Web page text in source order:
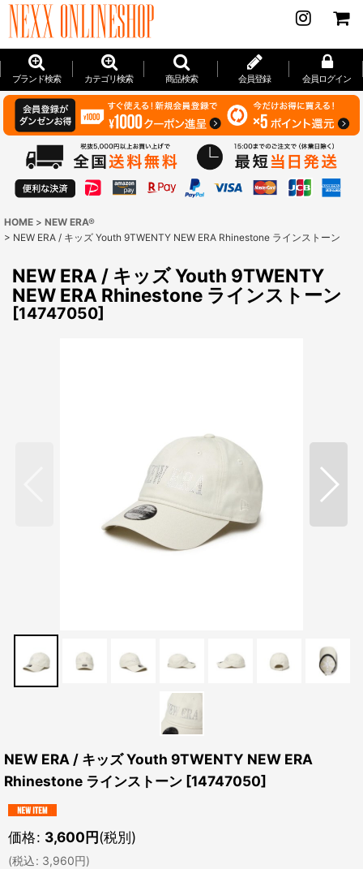
ブランド検索 カテゴリ検索 商品検索 会員登録 会員ログイン
HOME > NEW ERA®
> NEW ERA / キッズ Youth 9TWENTY NEW ERA Rhinestone ラインストーン
NEW ERA / キッズ Youth 9TWENTY
NEW ERA Rhinestone ラインストーン
[14747050]
NEW ERA / キッズ Youth 9TWENTY NEW ERA
Rhinestone ラインストーン [14747050]
価格: 3,600円(税別)
(税込: 3,960円)